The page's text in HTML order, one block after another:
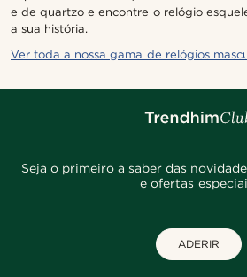
e de quartzo e encontre o relógio
a sua história.
Ver toda a nossa gama de relógios
Seja o primeiro a saber das
e ofertas
ADERIR